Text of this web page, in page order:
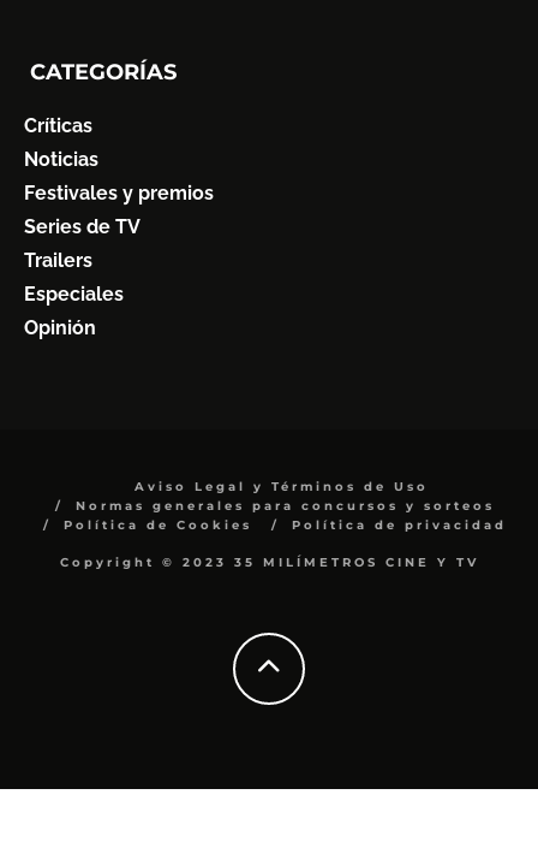
CATEGORÍAS
Críticas
Noticias
Festivales y premios
Series de TV
Trailers
Especiales
Opinión
Aviso Legal y Términos de Uso
Normas generales para concursos y sorteos
Política de Cookies
Política de privacidad
Copyright © 2023 35 MILÍMETROS CINE Y TV